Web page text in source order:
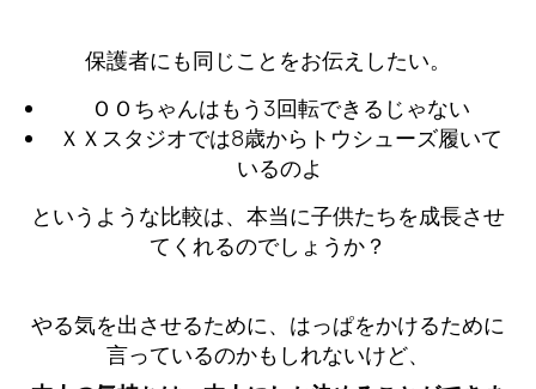
保護者にも同じことをお伝えしたい。
ＯＯちゃんはもう3回転できるじゃない
ＸＸスタジオでは8歳からトウシューズ履いて
いるのよ
というような比較は、本当に子供たちを成長させ
てくれるのでしょうか？
やる気を出させるために、はっぱをかけるために
言っているのかもしれないけど、